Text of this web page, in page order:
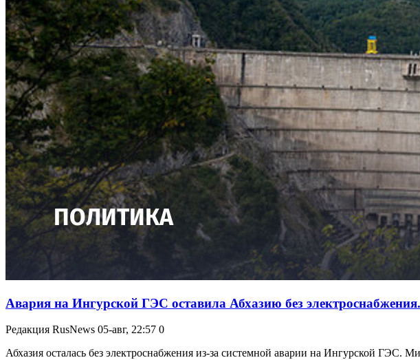
Авария на Ингурской ГЭС оставила Абхазию без
Редакция RusNews 05-авг, 22:57 0
Абхазия осталась без электроснабжения из-за системной аварии на Ингурской ГЭС.